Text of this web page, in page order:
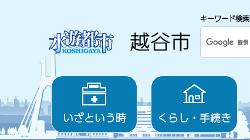
キーワード検索
いざという時 くらし・手続き